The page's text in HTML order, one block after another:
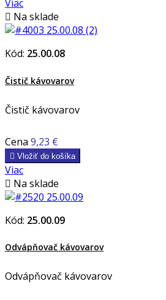
Viac
 Na sklade
Kód: 25.00.08
Čistič kávovarov
Čistič kávovarov
Cena 9,23 €
 Vložiť do košíka
Viac
 Na sklade
Kód: 25.00.09
Odvápňovač kávovarov
Odvápňovač kávovarov